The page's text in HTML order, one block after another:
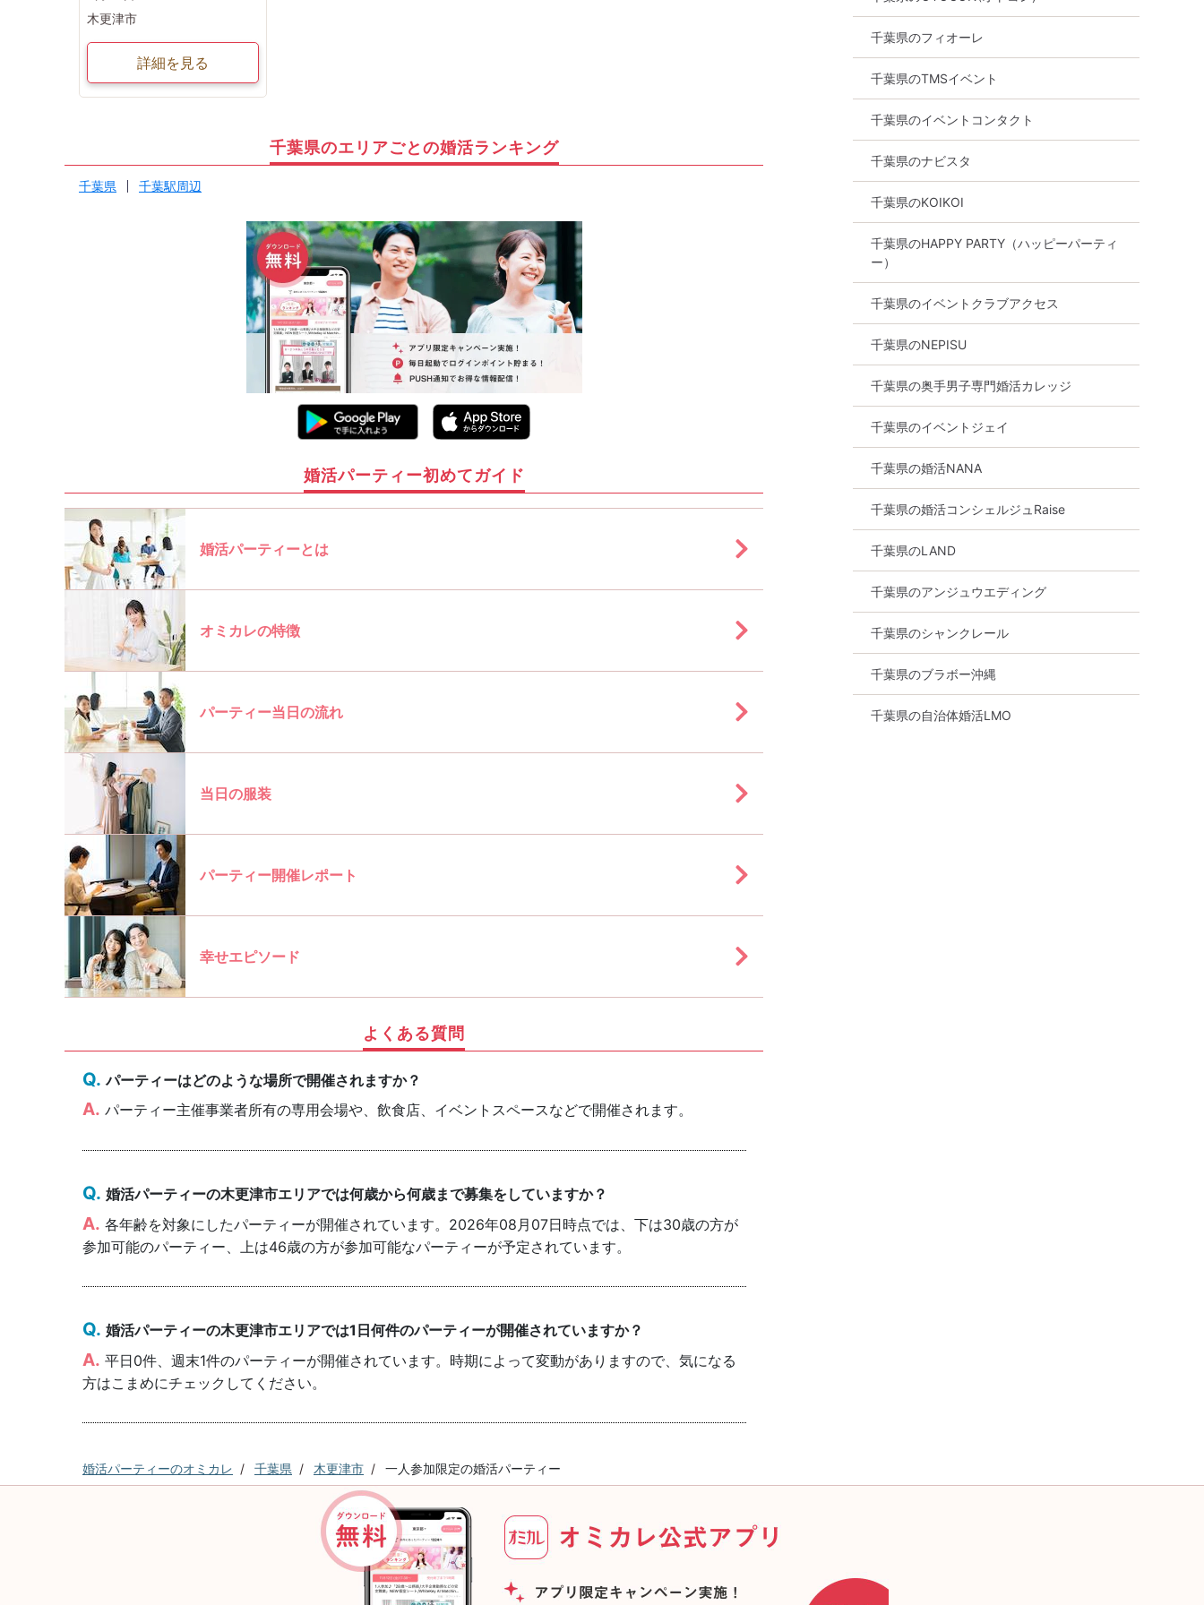
木更津市
詳細を見る
千葉県のエリアごとの婚活ランキング
千葉県 千葉駅周辺
婚活パーティー初めてガイド
婚活パーティーとは
オミカレの特徴
パーティー当日の流れ
当日の服装
パーティー開催レポート
幸せエピソード
よくある質問
パーティーはどのような場所で開催されますか？
パーティー主催事業者所有の専用会場や、飲食店、イベントスペースなどで開催されます。
婚活パーティーの木更津市エリアでは何歳から何歳まで募集をしていますか？
各年齢を対象にしたパーティーが開催されています。2026年08月07日時点では、下は30歳の方が
参加可能のパーティー、上は46歳の方が参加可能なパーティーが予定されています。
婚活パーティーの木更津市エリアでは1日何件のパーティーが開催されていますか？
平日0件、週末1件のパーティーが開催されています。時期によって変動がありますので、気になる
方はこまめにチェックしてください。
千葉県のフィオーレ
千葉県のTMSイベント
千葉県のイベントコンタクト
千葉県のナビスタ
千葉県のKOIKOI
千葉県のHAPPY PARTY（ハッピーパーティ
ー）
千葉県のイベントクラブアクセス
千葉県のNEPISU
千葉県の奥手男子専門婚活カレッジ
千葉県のイベントジェイ
千葉県の婚活NANA
千葉県の婚活コンシェルジュRaise
千葉県のLAND
千葉県のアンジュウエディング
千葉県のシャンクレール
千葉県のブラボー沖縄
千葉県の自治体婚活LMO
婚活パーティーのオミカレ 千葉県 木更津市 一人参加限定の婚活パーティー